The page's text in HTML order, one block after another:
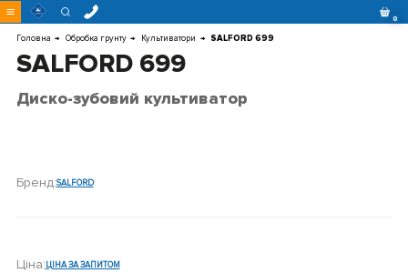
Перейти
до 0
Головна Обробка грунту Культиватори SALFORD 699
SALFORD 699
Диско-зубовий культиватор
Бренд:SALFORD
Ціна:ЦІНА ЗА ЗАПИТОМ